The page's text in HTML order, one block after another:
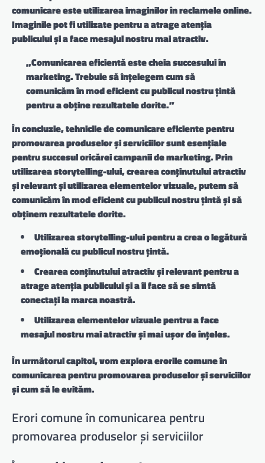
comunicare este utilizarea imaginilor în reclamele online.
Imaginile pot fi utilizate pentru a atrage atenția
publicului și a face mesajul nostru mai atractiv.
„Comunicarea eficientă este cheia succesului în
marketing. Trebuie să înțelegem cum să
comunicăm în mod eficient cu publicul nostru țintă
pentru a obține rezultatele dorite.”
În concluzie, tehnicile de comunicare eficiente pentru
promovarea produselor și serviciilor sunt esențiale
pentru succesul oricărei campanii de marketing. Prin
utilizarea storytelling-ului, crearea conținutului atractiv
și relevant și utilizarea elementelor vizuale, putem să
comunicăm în mod eficient cu publicul nostru țintă și să
obținem rezultatele dorite.
Utilizarea storytelling-uluipentru a crea o legătură
emoțională cu publicul nostru țintă.
Crearea conținutului atractiv și relevantpentru a
atrage atenția publicului și a îi face să se simtă
conectați la marca noastră.
Utilizarea elementelor vizualepentru a face
mesajul nostru mai atractiv și mai ușor de înțeles.
În următorul capitol, vom explora erorile comune în
comunicarea pentru promovarea produselor și serviciilor
și cum să le evităm.
Erori comune în comunicarea pentru
promovarea produselor și serviciilor